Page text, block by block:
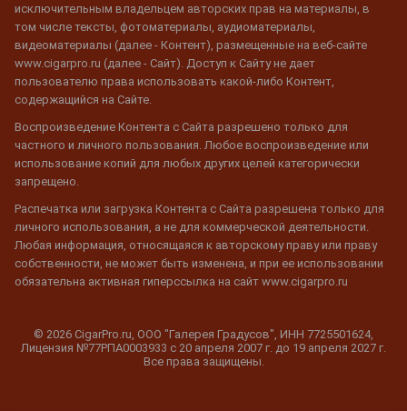
исключительным владельцем авторских прав на материалы, в
том числе тексты, фотоматериалы, аудиоматериалы,
видеоматериалы (далее - Контент), размещенные на веб-сайте
www.cigarpro.ru (далее - Сайт). Доступ к Сайту не дает
пользователю права использовать какой-либо Контент,
содержащийся на Сайте.
Воспроизведение Контента с Сайта разрешено только для
частного и личного пользования. Любое воспроизведение или
использование копий для любых других целей категорически
запрещено.
Распечатка или загрузка Контента с Сайта разрешена только для
личного использования, а не для коммерческой деятельности.
Любая информация, относящаяся к авторскому праву или праву
собственности, не может быть изменена, и при ее использовании
обязательна активная гиперссылка на сайт www.cigarpro.ru
© 2026 CigarPro.ru, ООО "Галерея Градусов", ИНН 7725501624,
Лицензия №77РПА0003933 c 20 апреля 2007 г. до 19 апреля 2027 г.
Все права защищены.